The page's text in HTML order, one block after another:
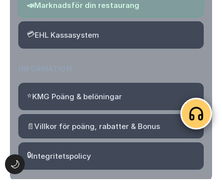
🌙
📣Marknadsför din restaurang
💳EHL Kassasystem
⭐KMG Poäng & belöningar
📄Villkor för poäng, rabatter & Bonus
🔒Integritetspolicy